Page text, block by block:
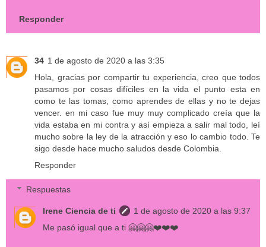
Responder
34 1 de agosto de 2020 a las 3:35
Hola, gracias por compartir tu experiencia, creo que todos
pasamos por cosas difíciles en la vida el punto esta en
como te las tomas, como aprendes de ellas y no te dejas
vencer. en mi caso fue muy muy complicado creía que la
vida estaba en mi contra y así empieza a salir mal todo, leí
mucho sobre la ley de la atracción y eso lo cambio todo. Te
sigo desde hace mucho saludos desde Colombia.
Responder
Respuestas
Irene Ciencia de ti
1 de agosto de 2020 a las 9:37
Me pasó igual que a ti 🤗🤗🤗❤️❤️❤️